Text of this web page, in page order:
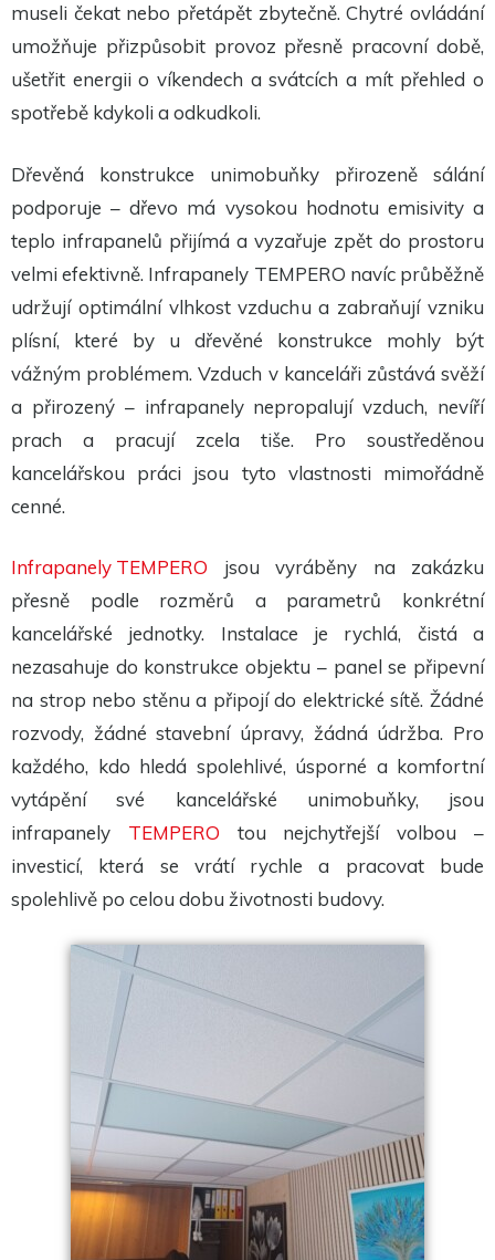
museli čekat nebo přetápět zbytečně. Chytré ovládání
umožňuje přizpůsobit provoz přesně pracovní době,
ušetřit energii o víkendech a svátcích a mít přehled o
spotřebě kdykoli a odkudkoli.
Dřevěná konstrukce unimobuňky přirozeně sálání
podporuje – dřevo má vysokou hodnotu emisivity a
teplo infrapanelů přijímá a vyzařuje zpět do prostoru
velmi efektivně. Infrapanely TEMPERO navíc průběžně
udržují optimální vlhkost vzduchu a zabraňují vzniku
plísní, které by u dřevěné konstrukce mohly být
vážným problémem. Vzduch v kanceláři zůstává svěží
a přirozený – infrapanely nepropalují vzduch, nevíří
prach a pracují zcela tiše. Pro soustředěnou
kancelářskou práci jsou tyto vlastnosti mimořádně
cenné.
Infrapanely TEMPERO jsou vyráběny na zakázku
přesně podle rozměrů a parametrů konkrétní
kancelářské jednotky. Instalace je rychlá, čistá a
nezasahuje do konstrukce objektu – panel se připevní
na strop nebo stěnu a připojí do elektrické sítě. Žádné
rozvody, žádné stavební úpravy, žádná údržba. Pro
každého, kdo hledá spolehlivé, úsporné a komfortní
vytápění své kancelářské unimobuňky, jsou
infrapanely TEMPERO tou nejchytřejší volbou –
investicí, která se vrátí rychle a pracovat bude
spolehlivě po celou dobu životnosti budovy.